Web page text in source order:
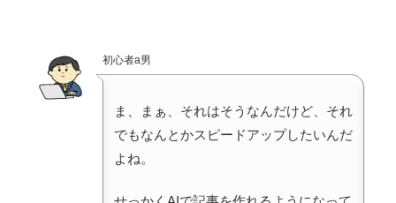
初心者a男
ま、まぁ、それはそうなんだけど、それ
でもなんとかスピードアップしたいんだ
よね。